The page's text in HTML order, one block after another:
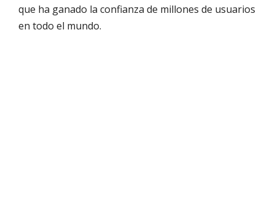
que ha ganado la confianza de millones de usuarios
en todo el mundo.